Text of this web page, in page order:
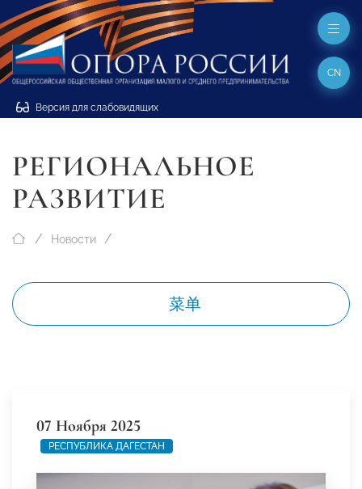
Версия для слабовидящих
CN
РЕГИОНАЛЬНОЕ
РАЗВИТИЕ
Новости
菜单
07 Ноября 2025
РЕСПУБЛИКА ДАГЕСТАН